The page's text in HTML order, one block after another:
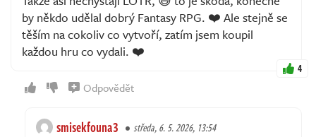
by někdo udělal dobrý Fantasy RPG. ❤️ Ale stejně se
těším na cokoliv co vytvoří, zatím jsem koupil
každou hru co vydali. ❤️
4
Odpovědět
smisekfouna3 středa, 6. 5. 2026, 13:54